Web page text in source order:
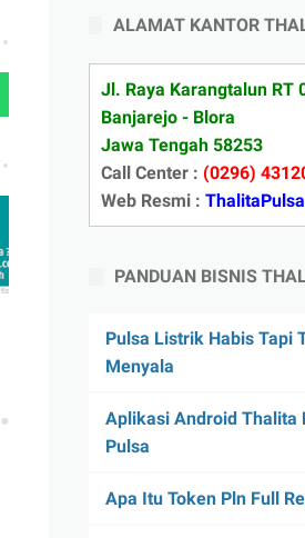
ALAMAT KANTOR
Jl. Raya Karangtalun RT
Banjarejo - Blora
Jawa Tengah 58253
Call Center : (0296)
Web Resmi :
PANDUAN BISNIS
Pulsa Listrik Habis Tapi
Menyala
Aplikasi Android Thalita
Pulsa
Apa Itu Token Pln Full